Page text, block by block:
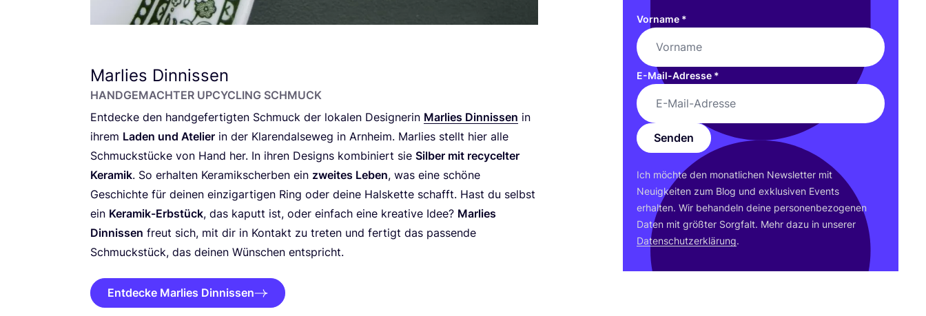
Marlies Dinnissen
HAND­GE­MACH­TER UPCY­CLING SCHMUCK
Ent­de­cke den hand­ge­fer­tig­ten Schmuck der loka­len Desi­gne­rin Mar­lies Din­nis­sen in
ihrem Laden und Ate­lier in der Kla­rend­al­se­weg in Arn­heim. Mar­lies stellt hier alle
Schmuck­stü­cke von Hand her. In ihren Designs kom­bi­niert sie Sil­ber mit recy­cel­ter
Kera­mik. So erhal­ten Kera­mik­scher­ben ein zwei­tes Leben, was eine schö­ne
Geschich­te für dei­nen ein­zig­ar­ti­gen Ring oder dei­ne Hals­ket­te schafft. Hast du selbst
ein Kera­mik-Erb­stück, das kaputt ist, oder ein­fach eine krea­ti­ve Idee? Mar­lies
Din­nis­sen freut sich, mit dir in Kon­takt zu tre­ten und fer­tigt das pas­sen­de
Schmuck­stück, das dei­nen Wün­schen entspricht.
Entdecke Marlies Dinnissen
Vorname *
E-Mail-Adresse *
Senden
Ich möch­te den monat­li­chen News­let­ter mit
Neu­ig­kei­ten zum Blog und exklu­si­ven Events
erhal­ten. Wir behan­deln dei­ne per­so­nen­be­zo­ge­nen
Daten mit größ­ter Sorg­falt. Mehr dazu in unse­rer
Daten­schutz­er­klä­rung.